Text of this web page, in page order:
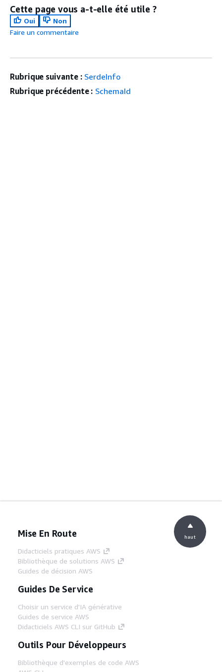
Cette page vous a-t-elle été utile ?
Oui
Non
Faire un commentaire
Rubrique suivante : SerdeInfo
Rubrique précédente : SchemaId
Mise En Route
Didacticiels pratiques AWS
Bibliothèque de solutions AWS
Guides de décision AWS
Guides De Service
Choisir un service d'IA générative
Guides de service AWS
Didacticiels AWS CLI sur GitHub
Outils Pour Développeurs
Bibliothèque d'exemples de code AWS
haut